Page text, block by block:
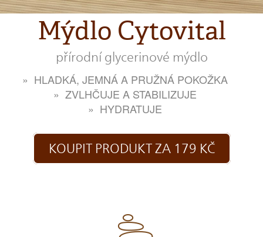
Mýdlo Cytovital
přírodní glycerinové mýdlo
HLADKÁ, JEMNÁ A PRUŽNÁ POKOŽKA
ZVLHČUJE A STABILIZUJE
HYDRATUJE
KOUPIT PRODUKT ZA 179 KČ